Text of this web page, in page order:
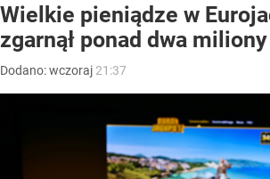
Wielkie pieniądze w
zgarnął ponad dwa
Dodano:wczoraj 21:37